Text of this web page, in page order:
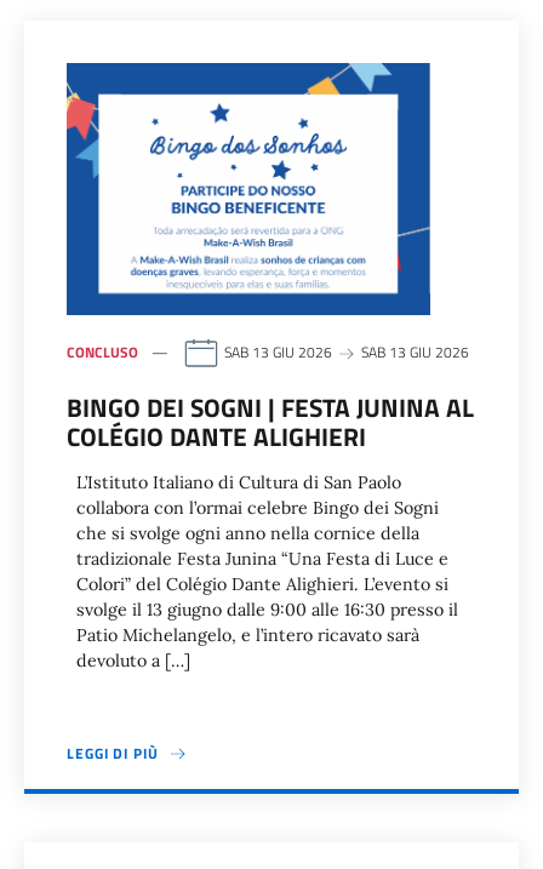
CONCLUSO SAB 13 GIU 2026 SAB 13 GIU 2026
BINGO DEI SOGNI | FESTA JUNINA AL
COLÉGIO DANTE ALIGHIERI
L’Istituto Italiano di Cultura di San Paolo
collabora con l’ormai celebre Bingo dei Sogni
che si svolge ogni anno nella cornice della
tradizionale Festa Junina “Una Festa di Luce e
Colori” del Colégio Dante Alighieri. L’evento si
svolge il 13 giugno dalle 9:00 alle 16:30 presso il
Patio Michelangelo, e l’intero ricavato sarà
devoluto a […]
LEGGI DI PIÙ